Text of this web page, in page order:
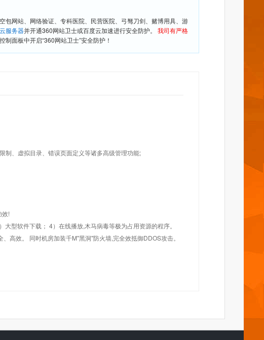
网站、网络验证、专科医院、民营医院、弓驽刀剑、赌博用具、游
云服务器并开通360网站卫士或百度云加速进行安全防护。 我司有严格
面板中开启“360网站卫士”安全防护！
制、虚拟目录、错误页面定义等诸多高级管理功能;
!
型软件下载； 4）在线播放,木马病毒等极为占用资源的程序。
高效。 同时机房加装千M"黑洞"防火墙,完全效抵御DDOS攻击。